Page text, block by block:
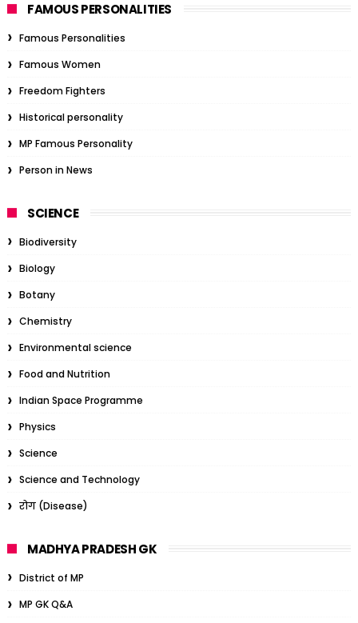
FAMOUS PERSONALITIES
Famous Personalities
Famous Women
Freedom Fighters
Historical personality
MP Famous Personality
Person in News
SCIENCE
Biodiversity
Biology
Botany
Chemistry
Environmental science
Food and Nutrition
Indian Space Programme
Physics
Science
Science and Technology
रोग (Disease)
MADHYA PRADESH GK
District of MP
MP GK Q&A